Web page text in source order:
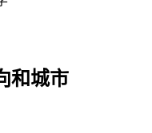
和城市